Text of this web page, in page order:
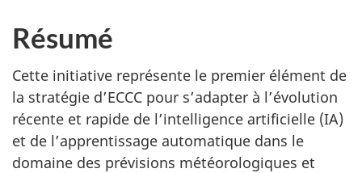
Résumé
Cette initiative représente le premier élément de
la stratégie d’ECCC pour s’adapter à l’évolution
récente et rapide de l’intelligence artificielle (IA)
et de l’apprentissage automatique dans le
domaine des prévisions météorologiques et